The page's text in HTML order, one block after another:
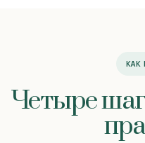
КАК
Четыре